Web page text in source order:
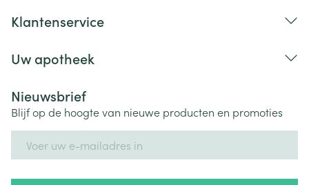
Klantenservice
Uw apotheek
Nieuwsbrief
Blijf op de hoogte van nieuwe producten en promoties